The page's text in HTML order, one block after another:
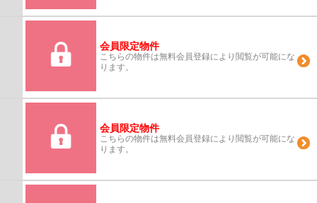
会員限定物件
こちらの物件は無料会員登録により閲覧が可能にな
ります。
会員限定物件
こちらの物件は無料会員登録により閲覧が可能にな
ります。